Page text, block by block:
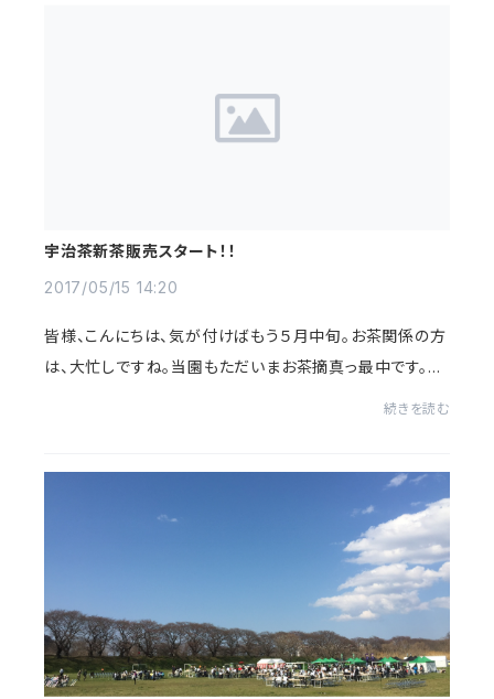
宇治茶新茶販売スタート！！
2017/05/15 14:20
皆様、こんにちは、気が付けばもう５月中旬。お茶関係の方
は、大忙しですね。当園もただいまお茶摘真っ最中です。今
続きを読む